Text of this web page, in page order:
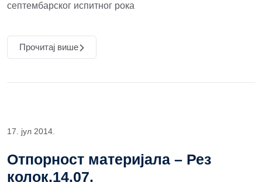
септембарског испитног рока
Прочитај више
17. јул 2014.
Отпорност материјала – Рез
колок.14.07.